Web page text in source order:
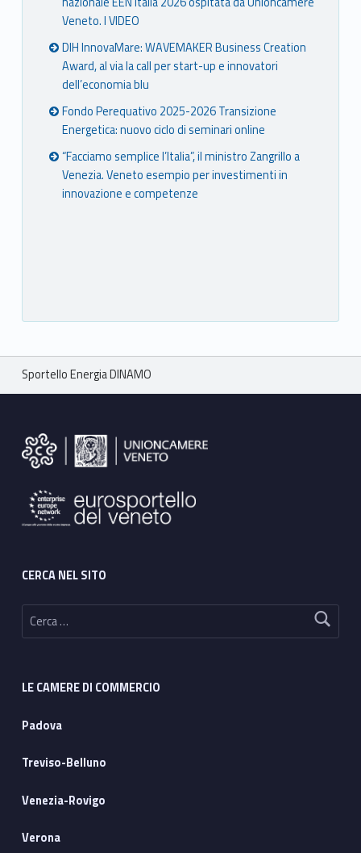
Veneto. I VIDEO
DIH InnovaMare: WAVEMAKER Business Creation
Award, al via la call per start-up e innovatori
dell’economia blu
Fondo Perequativo 2025-2026 Transizione
Energetica: nuovo ciclo di seminari online
“Facciamo semplice l’Italia”, il ministro Zangrillo a
Venezia. Veneto esempio per investimenti in
innovazione e competenze
Breadcrumbs navigation
Sportello Energia DINAMO
CERCA NEL SITO
Ricerca per:
LE CAMERE DI COMMERCIO
Padova
Treviso-Belluno
Venezia-Rovigo
Verona